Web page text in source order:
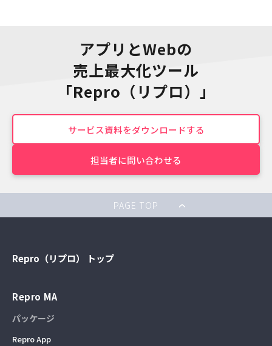
アプリとWebの
売上最大化ツール
「Repro（リプロ）」
サービス資料をダウンロードする
担当者に問い合わせる
PAGE TOP
Repro（リプロ） トップ
Repro MA
パッケージ
Repro App